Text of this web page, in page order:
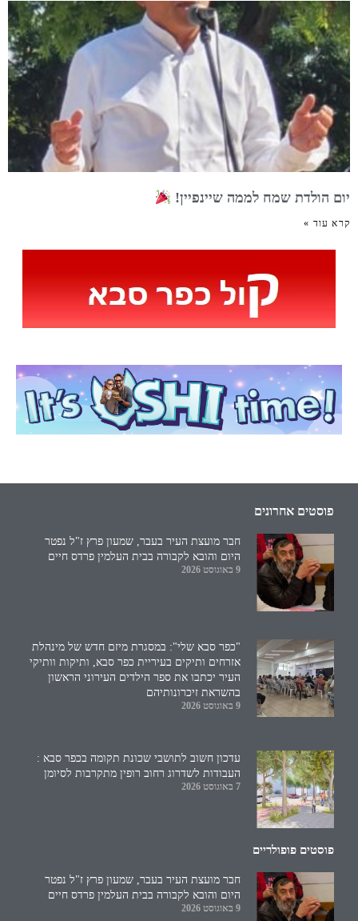
יום הולדת שמח לממה שיינפיין!
קרא עוד »
פוסטים אחרונים
חבר מועצת העיר בעבר, שמעון פרץ ז"ל נפטר
היום והובא לקבורה בבית העלמין פרדס חיים
9 באוגוסט 2026
"כפר סבא שלי": במסגרת מיזם חדש של מינהלת
אזרחים ותיקים בעיריית כפר סבא, ותיקות וותיקי
העיר יכתבו את ספר הילדים העירוני הראשון
בהשראת זיכרונותיהם
9 באוגוסט 2026
עדכון חשוב לתושבי שכונת תקומה בכפר סבא :
העבודות לשדרוג רחוב רופין מתקרבות לסיומן
7 באוגוסט 2026
פוסטים פופולריים
חבר מועצת העיר בעבר, שמעון פרץ ז"ל נפטר
היום והובא לקבורה בבית העלמין פרדס חיים
9 באוגוסט 2026